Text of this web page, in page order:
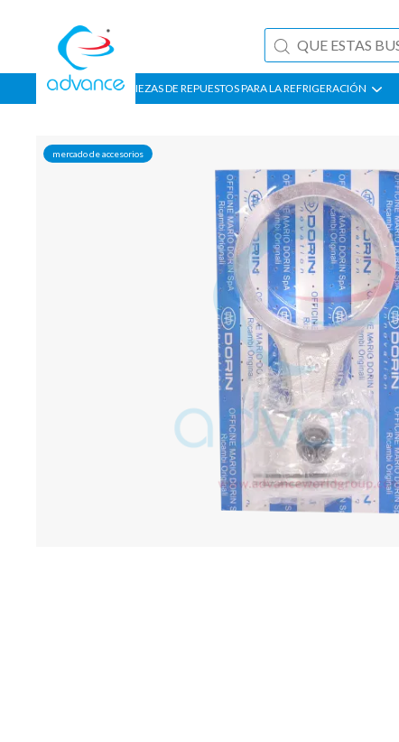
PIEZAS DE REPUESTOS PARA LA REFRIGERACIÓN
mercado de accesorios